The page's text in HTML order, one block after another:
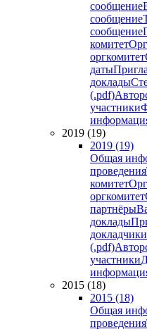
сообщение
сообщение
сообщение
комитет
оргкомитет
даты
доклады
(.pdf)
участники
2019 (19)
2019 (19)
Общая
проведения
комитет
оргкомитет
партнёры
доклады
докладчики
(.pdf)
участники
2015 (18)
2015 (18)
Общая
проведения